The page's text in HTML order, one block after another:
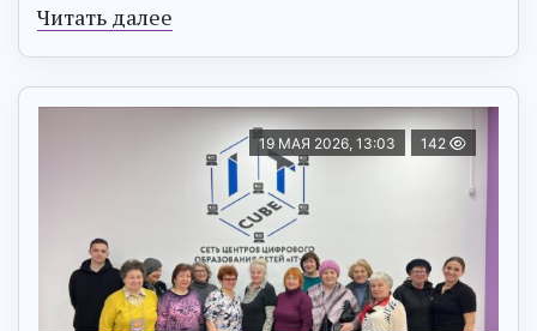
Читать далее
19 МАЯ 2026, 13:03 142